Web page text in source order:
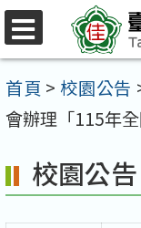
跳
至
主
要
容
區
首頁 > 校園公告
會辦理「115年
校園公告
選
單